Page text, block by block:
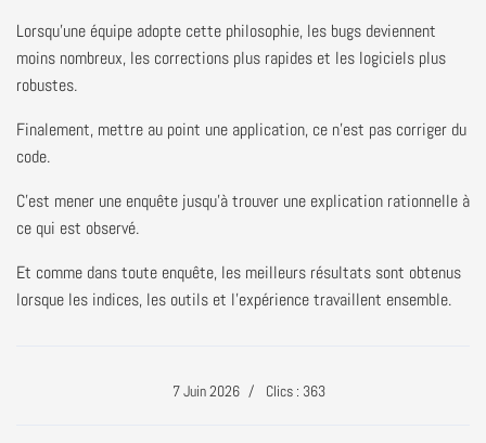
Lorsqu'une équipe adopte cette philosophie, les bugs deviennent
moins nombreux, les corrections plus rapides et les logiciels plus
robustes.
Finalement, mettre au point une application, ce n'est pas corriger du
code.
C'est mener une enquête jusqu'à trouver une explication rationnelle à
ce qui est observé.
Et comme dans toute enquête, les meilleurs résultats sont obtenus
lorsque les indices, les outils et l'expérience travaillent ensemble.
7 Juin 2026 Clics : 363